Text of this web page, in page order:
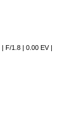
| F/1.8 | 0.00 EV|